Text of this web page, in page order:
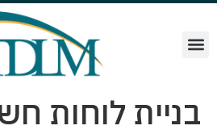
בניית לוחות